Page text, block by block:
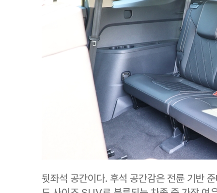
뒷좌석 공간이다. 후석 공간감은 전륜 기반